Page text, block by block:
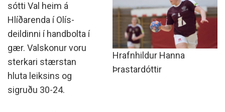
Hrafnhildur Hanna
Þrastardóttir
sótti Val heim á
Hlíðarenda í Olís-
deildinni í handbolta í
gær. Valskonur voru
sterkari stærstan
hluta leiksins og
sigruðu 30-24.